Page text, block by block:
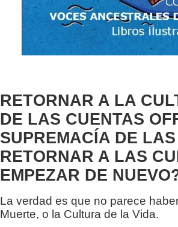
RETORNAR A LA
DE LAS CUENTAS
SUPREMACÍA DE
RETORNAR A LAS
EMPEZAR DE
La verdad es que no parece
Muerte, o la Cultura de la Vida.